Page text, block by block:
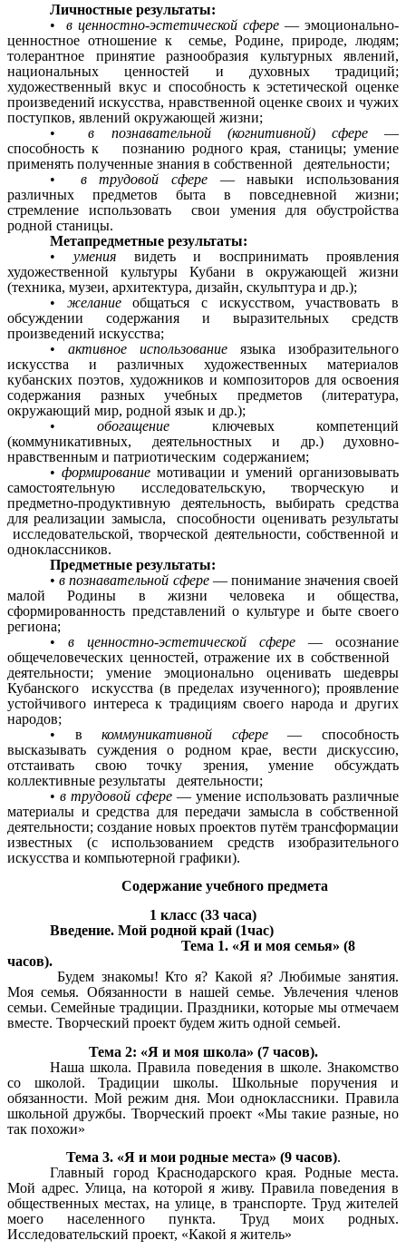
Личностные результаты:
•в ценностно-эстетической сфере— эмоционально-
ценностное отношение к семье, Родине, природе, людям;
толерантное принятие разнообразия культурных явлений,
национальных ценностей и духовных традиций;
художественный вкус и способность к эстетической оценке
произведений искусства, нравственной оценке своих и чужих
поступков, явлений окружающей жизни;
•в познавательной (когнитивной) сфере—
способность к познанию родного края, станицы; умение
применять полученные знания в собственной деятельности;
• в трудовой сфере — навыки использования
различных предметов быта в повседневной жизни;
стремление использовать свои умения для обустройства
родной станицы.
Метапредметные результаты:
• умения видеть и воспринимать проявления
художественной культуры Кубани в окружающей жизни
(техника, музеи, архитектура, дизайн, скульптура и др.);
• желаниеобщаться с искусством, участвовать в
обсуждении содержания и выразительных средств
произведений искусства;
•активное использованиеязыка изобразительного
искусства и различных художественных материалов
кубанских поэтов, художников и композиторов для освоения
содержания разных учебных предметов (литература,
окружающий мир, родной язык и др.);
•обогащение ключевых компетенций
(коммуникативных, деятельностных и др.) духовно-
нравственным и патриотическим содержанием;
• формирование мотивации и умений организовывать
самостоятельную исследовательскую, творческую и
предметно-продуктивную деятельность, выбирать средства
для реализации замысла,
способности оценивать результаты
исследовательской, творческой деятельности, собственной и
одноклассников.
Предметные результаты:
•в познавательной сфере — понимание значения своей
малой Родины в жизни человека и общества,
сформированность представлений о культуре и быте своего
региона;
•в ценностно-эстетической сфере— осознание
общечеловеческих ценностей, отражение их в собственной
деятельности; умение эмоционально оценивать шедевры
Кубанского искусства (в пределах изученного); проявление
устойчивого интереса к традициям своего народа и других
народов;
• вкоммуникативной сфере— способность
высказывать суждения о родном крае, вести дискуссию,
отстаивать свою точку зрения, умение обсуждать
коллективные результаты деятельности;
•в трудовой сфере — умение использовать различные
материалы и средства для передачи замысла в собственной
деятельности; создание новых проектов путём трансформации
известных (с использованием средств изобразительного
искусства и компьютерной графики).
Содержание учебного предмета
1 класс (33 часа)
Введение. Мой родной край (1час)
Тема 1. «Я и моя семья» (8
часов).
Будем знакомы! Кто я? Какой я? Любимые занятия.
Моя семья. Обязанности в нашей семье. Увлечения членов
семьи. Семейные традиции. Праздники, которые мы отмечаем
вместе. Творческий проект будем жить одной семьей.
Тема 2: «Я и моя школа» (7 часов).
Наша школа. Правила поведения в школе. Знакомство
со школой. Традиции школы. Школьные поручения и
обязанности. Мой режим дня. Мои одноклассники. Правила
школьной дружбы. Творческий проект «Мы такие разные, но
так похожи»
Тема 3. «Я и мои родные места» (9 часов).
Главный город Краснодарского края. Родные места.
Мой адрес. Улица, на которой я живу. Правила поведения в
общественных местах, на улице, в транспорте. Труд жителей
моего населенного пункта. Труд моих родных.
Исследовательский проект, «Какой я житель»